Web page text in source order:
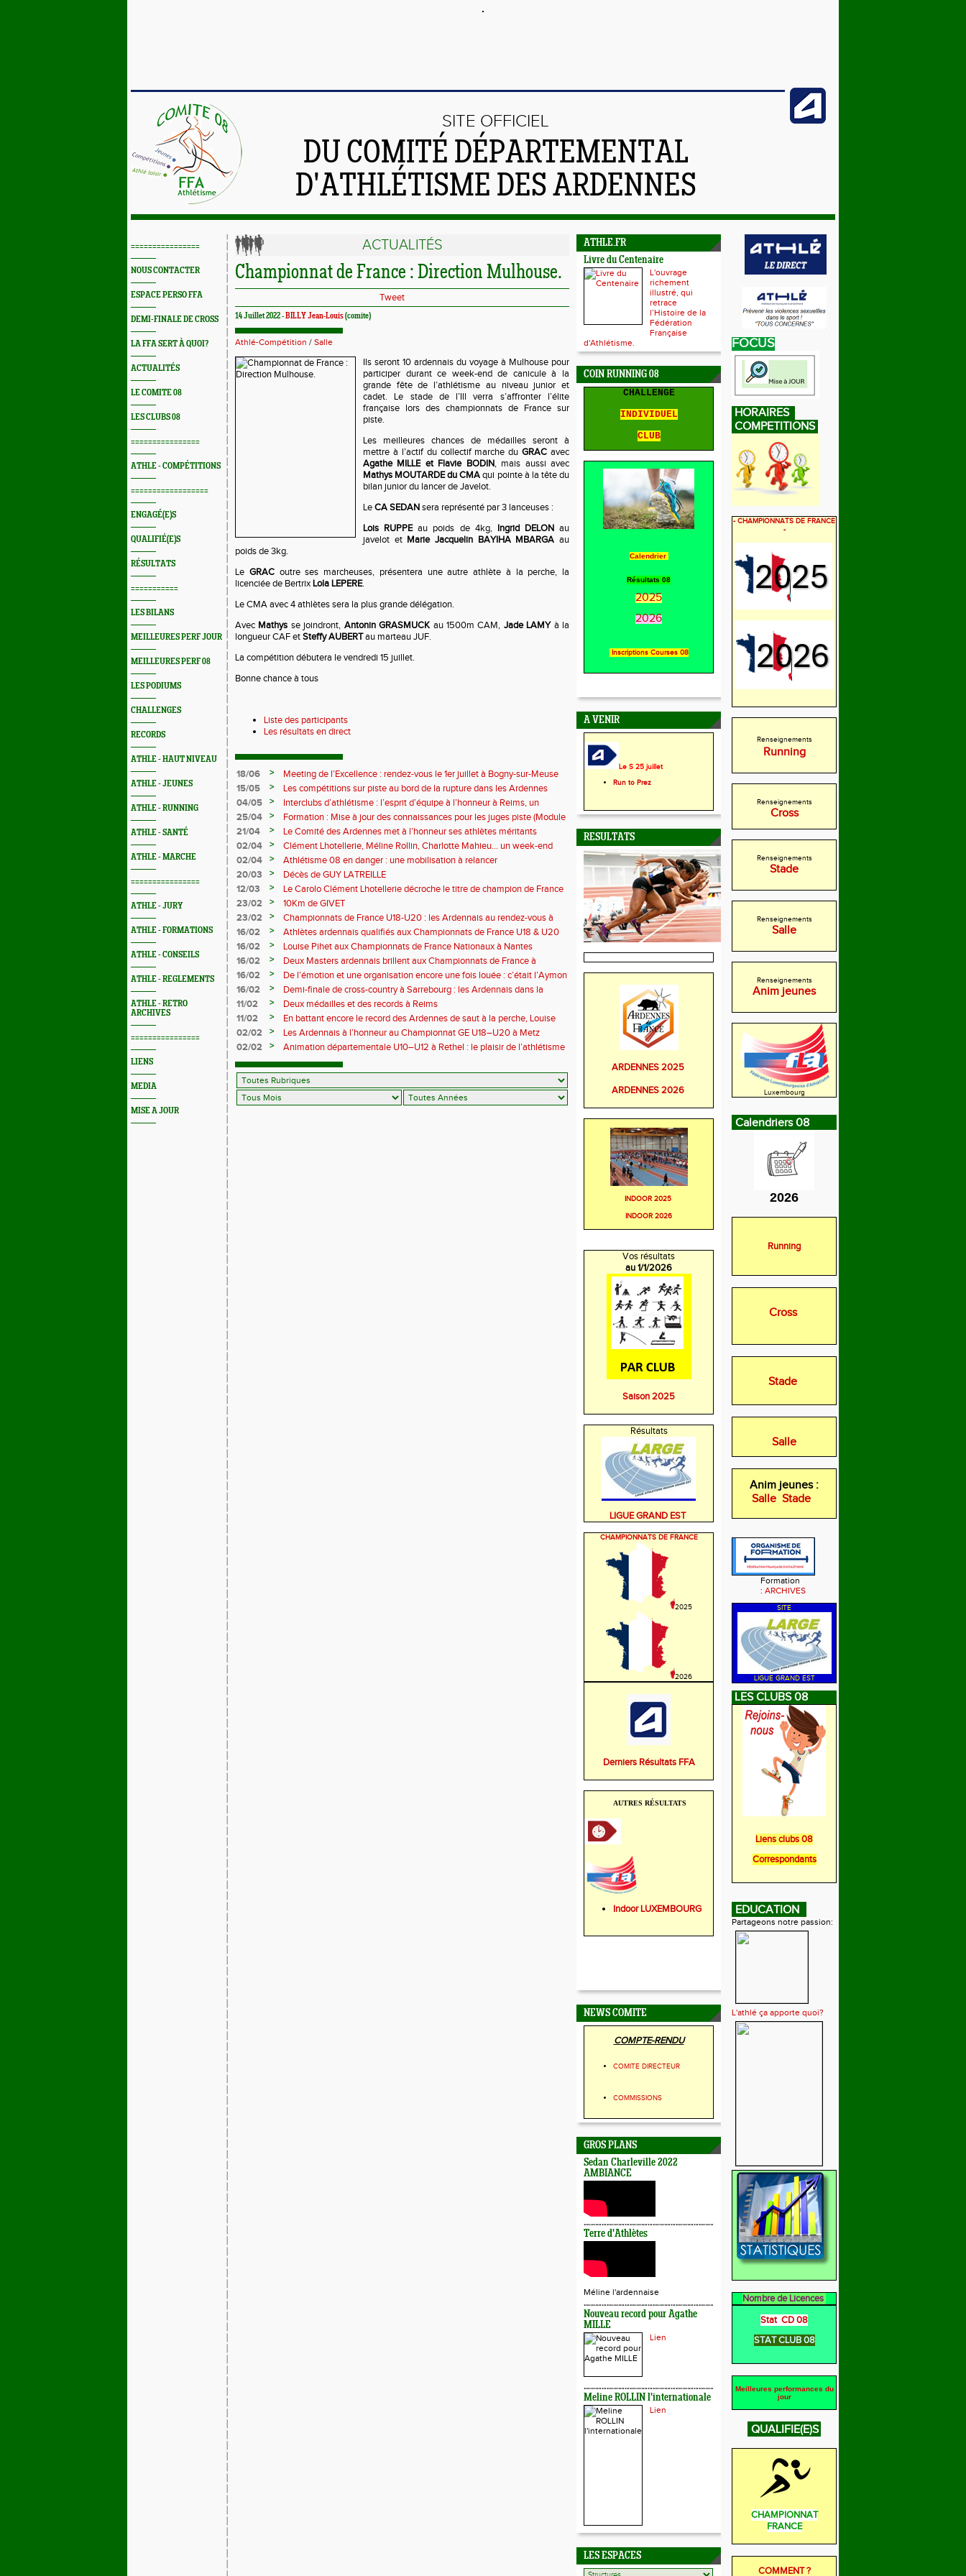
SITE OFFICIEL
DU COMITÉ DÉPARTEMENTAL
D'ATHLÉTISME DES ARDENNES
================
NOUS CONTACTER
ESPACE PERSO FFA
DEMI-FINALE DE CROSS
LA FFA SERT À QUOI?
ACTUALITÉS
LE COMITE 08
LES CLUBS 08
================
ATHLE - COMPÉTITIONS
==================
ENGAGÉ(E)S
QUALIFIÉ(E)S
RÉSULTATS
===========
LES BILANS
MEILLEURES PERF JOUR
MEILLEURES PERF 08
LES PODIUMS
CHALLENGES
RECORDS
ATHLE - HAUT NIVEAU
ATHLE - JEUNES
ATHLE - RUNNING
ATHLE - SANTÉ
ATHLE - MARCHE
================
ATHLE - JURY
ATHLE - FORMATIONS
ATHLE - CONSEILS
ATHLE - REGLEMENTS
ATHLE - RETRO
ARCHIVES
================
LIENS
MEDIA
MISE A JOUR
ACTUALITÉS
Championnat de France : Direction Mulhouse.
Tweet
14 Juillet 2022 -BILLY Jean-Louis(comite)
Athlé-Compétition / Salle
Ils seront 10 ardennais du voyage à Mulhouse pour
participer durant ce week-end de canicule à la
grande fête de l’athlétisme au niveau junior et
cadet. Le stade de l’Ill verra s’affronter l’élite
française lors des championnats de France sur
piste.
Les meilleures chances de médailles seront à
mettre à l’actif du collectif marche duGRAC avec
Agathe MILLE et Flavie BODIN, mais aussi avec
Mathys MOUTARDE du CMAqui pointe à la tête du
bilan junior du lancer de Javelot.
LeCA SEDANsera représenté par 3 lanceuses :
Lois RUPPEau poids de 4kg, Ingrid DELONau
javelot et Marie Jacquelin BAYIHA MBARGAau
poids de 3kg.
Le GRACoutre ses marcheuses, présentera une autre athlète à la perche, la
licenciée de Bertrix Lola LEPERE.
Le CMA avec 4 athlètes sera la plus grande délégation.
Avec Mathys se joindront, Antonin GRASMUCKau 1500m CAM, Jade LAMYà la
longueur CAF etSteffy AUBERTau marteau JUF.
La compétition débutera le vendredi 15 juillet.
Bonne chance à tous
Liste des participants
Les résultats en direct
18/06 >
Meeting de l’Excellence : rendez-vous le 1er juillet à Bogny-sur-Meuse
15/05
>
Les compétitions sur piste au bord de la rupture dans les Ardennes
04/05
>
Interclubs d’athlétisme : l’esprit d’équipe à l’honneur à Reims, un
rempart contre la sédentarité des jeunes
25/04 >
Formation : Mise à jour des connaissances pour les juges piste (Module
M372)
21/04 >
Le Comité des Ardennes met à l’honneur ses athlètes méritants
02/04
>
Clément Lhotellerie, Méline Rollin, Charlotte Mahieu… un week-end
prolifique pour les coureurs ardennais
02/04 >
Athlétisme 08 en danger : une mobilisation à relancer
20/03
>
Décès de GUY LATREILLE
12/03
>
Le Carolo Clément Lhotellerie décroche le titre de champion de France
master de cross-country
23/02 >
10Km de GIVET
23/02
>
Championnats de France U18-U20 : les Ardennais au rendez-vous à
Val-de-Reuil
16/02 >
Athlètes ardennais qualifiés aux Championnats de France U18 & U20
en salle
16/02 >
Louise Pihet aux Championnats de France Nationaux à Nantes
16/02
>
Deux Masters ardennais brillent aux Championnats de France à
Saint‑Brieuc
16/02 >
De l’émotion et une organisation encore une fois louée : c’était l’Aymon
Trail 2026
16/02 >
Demi-finale de cross-country à Sarrebourg : les Ardennais dans la
boue… et à la fête !
11/02 >
Deux médailles et des records à Reims
11/02
>
En battant encore le record des Ardennes de saut à la perche, Louise
Pihet ira aux championnats de France
02/02 >
Les Ardennais à l’honneur au Championnat GE U18–U20 à Metz
02/02
>
Animation départementale U10–U12 à Rethel : le plaisir de l’athlétisme
ATHLE.FR
Livre du Centenaire
L'ouvrage
richement
illustré, qui
retrace
l’Histoire de la
Fédération
Française
d'Athlétisme.
COIN RUNNING 08
CHALLENGE
INDIVIDUEL
CLUB
Calendrier
Résultats 08
2025
2026
Inscriptions Courses 08
A VENIR
Le S 25 juillet
Run to Prez
RESULTATS
ARDENNES 2025
ARDENNES 2026
INDOOR 2025
INDOOR 2026
Vos résultats
au 1/1/2026
Saison 2025
Résultats
LIGUE GRAND EST
CHAMPIONNATS DE FRANCE
2025
2026
Derniers Résultats FFA
AUTRES RÉSULTATS
Indoor LUXEMBOURG
NEWS COMITE
COMPTE-RENDU
COMITE DIRECTEUR
COMMISSIONS
GROS PLANS
Sedan Charleville 2022
AMBIANCE
Terre d'Athlètes
Méline l'ardennaise
Nouveau record pour Agathe
MILLE
Lien
Meline ROLLIN l'internationale
Lien
LES ESPACES
FOCUS
HORAIRES
COMPETITIONS
- CHAMPIONNATS DE FRANCE
-
Renseignements
Running
Renseignements
Cross
Renseignements
Stade
Renseignements
Salle
Renseignements
Anim jeunes
Luxembourg
Calendriers 08
2026
Running
Cross
Stade
Salle
Anim jeunes :
Salle Stade
Formation
: ARCHIVES
SITE
LIGUE GRAND EST
LES CLUBS 08
Liens clubs 08
Correspondants
EDUCATION
Partageons notre passion:
L'athlé ça apporte quoi?
Nombre de Licences
Stat CD 08
STAT CLUB 08
Meilleures performances du
jour
QUALIFIE(E)S
CHAMPIONNAT
FRANCE
COMMENT ?